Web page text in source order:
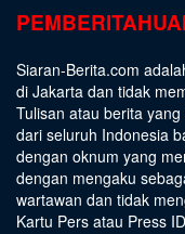
Siaran-Berita.com
di Jakarta dan tidak
Tulisan atau berita
dari seluruh Indonesia
dengan oknum yang
dengan mengaku
wartawan dan tidak
Kartu Pers atau Press